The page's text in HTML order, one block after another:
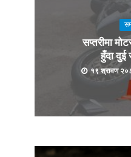
सप्तरीमा
हुँदा दुई
१९ श्रावण